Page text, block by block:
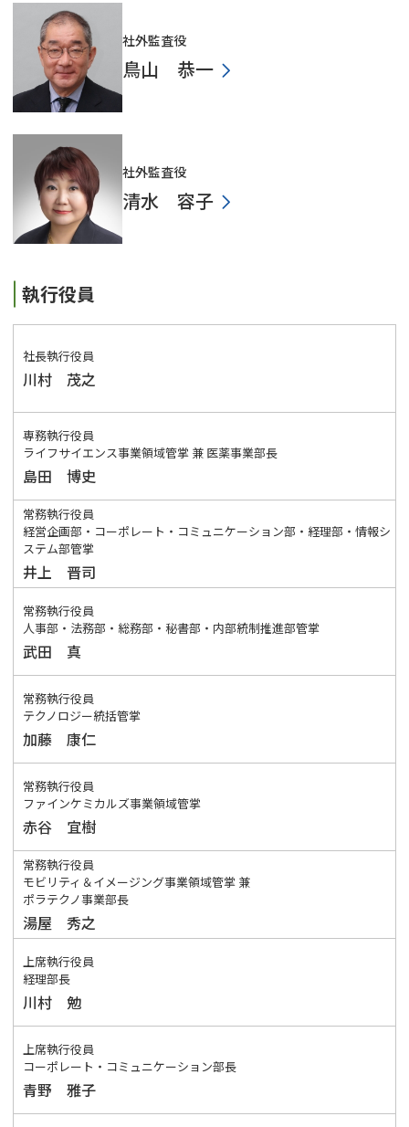
社外監査役
鳥山 恭一
社外監査役
清水 容子
執行役員
社長執行役員
川村 茂之
専務執行役員
ライフサイエンス事業領域管掌 兼 医薬事業部長
島田 博史
常務執行役員
経営企画部・コーポレート・コミュニケーション部・経理部・情報シ
ステム部管掌
井上 晋司
常務執行役員
人事部・法務部・総務部・秘書部・内部統制推進部管掌
武田 真
常務執行役員
テクノロジー統括管掌
加藤 康仁
常務執行役員
ファインケミカルズ事業領域管掌
赤谷 宜樹
常務執行役員
モビリティ＆イメージング事業領域管掌 兼
ポラテクノ事業部長
湯屋 秀之
上席執行役員
経理部長
川村 勉
上席執行役員
コーポレート・コミュニケーション部長
青野 雅子